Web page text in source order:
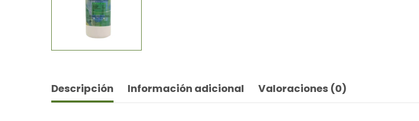
Descripción Información adicional Valoraciones (0)